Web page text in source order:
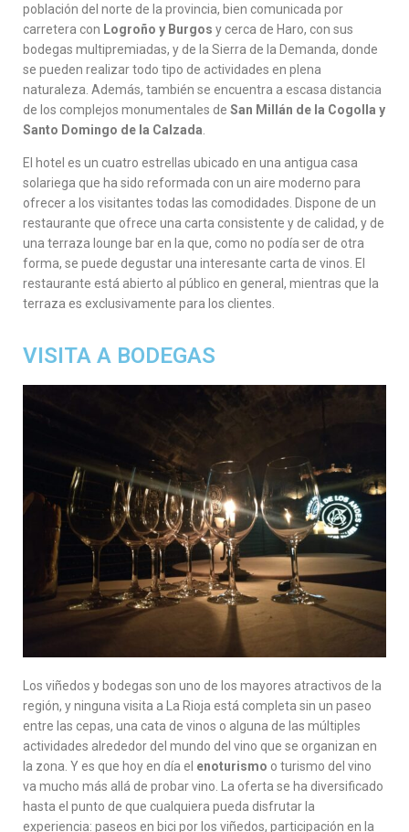
población del norte de la provincia, bien comunicada por
carretera con Logroño y Burgos y cerca de Haro, con sus
bodegas multipremiadas, y de la Sierra de la Demanda, donde
se pueden realizar todo tipo de actividades en plena
naturaleza. Además, también se encuentra a escasa distancia
de los complejos monumentales de San Millán de la Cogolla y
Santo Domingo de la Calzada
El hotel es un cuatro estrellas ubicado en una antigua casa
solariega que ha sido reformada con un aire moderno para
ofrecer a los visitantes todas las comodidades. Dispone de un
restaurante que ofrece una carta consistente y de calidad, y de
una terraza lounge bar en la que, como no podía ser de otra
forma, se puede degustar una interesante carta de vinos. El
restaurante está abierto al público en general, mientras que la
terraza es exclusivamente para los clientes.
VISITA A BODEGAS
Los viñedos y bodegas son uno de los mayores atractivos de la
región, y ninguna visita a La Rioja está completa sin un paseo
entre las cepas, una cata de vinos o alguna de las múltiples
actividades alrededor del mundo del vino que se organizan en
la zona. Y es que hoy en día el enoturismo o turismo del vino
va mucho más allá de probar vino. La oferta se ha diversificado
hasta el punto de que cualquiera pueda disfrutar la
experiencia: paseos en bici por los viñedos, participación en la